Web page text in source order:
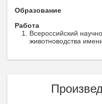
Образование
Работа
Всероссийский
животноводства